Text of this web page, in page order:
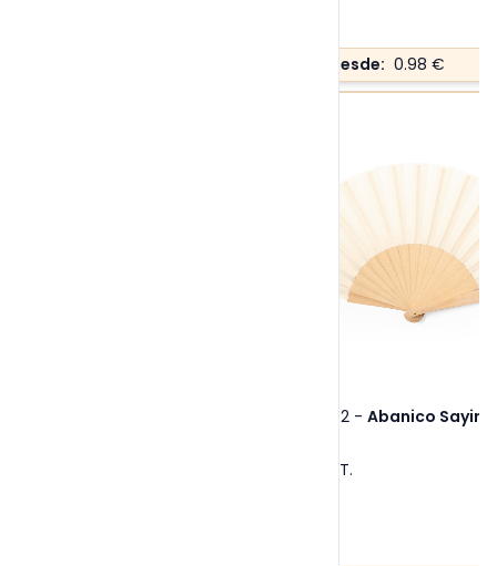
Precio desde: 0.98 €
Ref. 20762- Abanico Sayiri
S/T.